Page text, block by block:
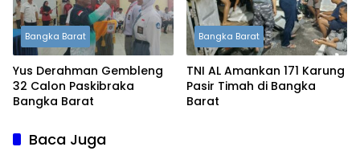
Bangka Barat
Yus Derahman Gembleng
32 Calon Paskibraka
Bangka Barat
Bangka Barat
TNI AL Amankan 171 Karung
Pasir Timah di Bangka
Barat
Baca Juga